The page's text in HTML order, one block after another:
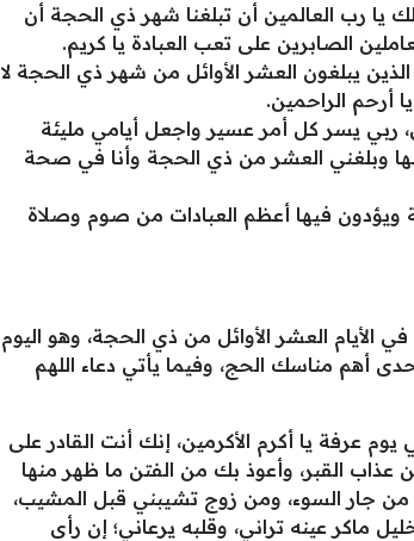
رب العالمين أن تبلغنا شهر ذي الحجة أن
الصابرين على تعب العبادة يا كريم.
الذين يبلغون العشر الأوائل من شهر ذي الحجة لا
أرحم الراحمين.
ربي يسر كل أمر عسير واجعل أيامي مليئة
وبلغني العشر من ذي الحجة وأنا في صحة
ويؤدون فيها أعظم العبادات من صوم وصلاة
الأيام العشر الأوائل من ذي الحجة، وهو اليوم
أهم مناسك الحج، وفيما يأتي دعاء اللهم
عرفة يا أكرم الأكرمين، إنك أنت القادر على
عذاب القبر، وأعوذ بك من الفتن ما ظهر منها
من جار السوء، ومن زوج تشيبني قبل المشيب،
ماكر عينه تراني، وقلبه يرعاني؛ إن رأى